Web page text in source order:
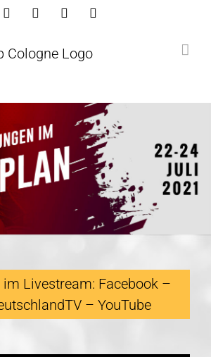
FacebookInstagramYoutube
im Livestream: Facebook –
– YouTube